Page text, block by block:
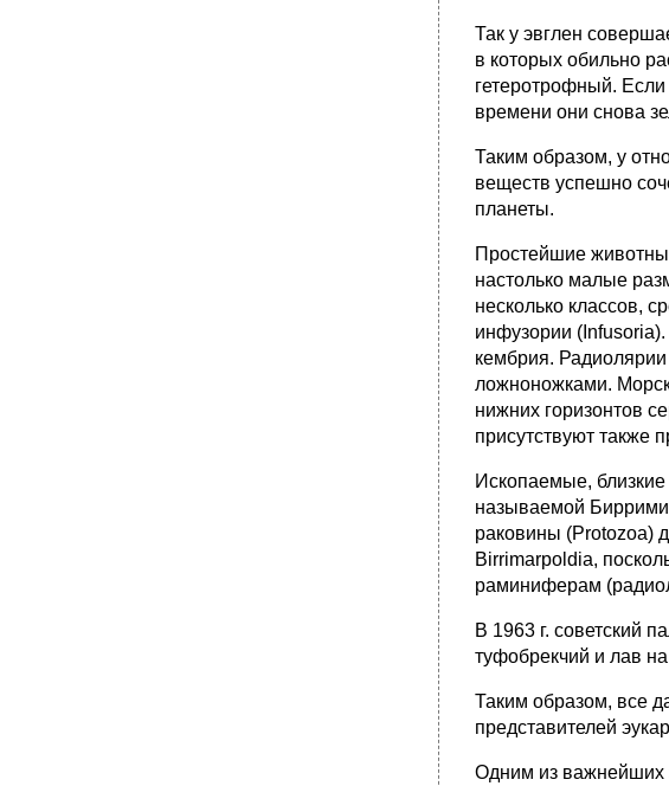
Так у эвглен
в которых обильно
гетеротрофный. Если
времени они снова
Таким образом, у
веществ успешно
планеты.
Простейшие
настолько малые
несколько классов,
инфузории
кембрия.
ложноножками.
нижних горизонтов
присутствуют также
Ископаемые,
называемой
раковины (Protozoa)
Birrimarpoldia,
раминиферам
В 1963 г. советский
туфобрекчий и лав
Таким образом, все
представителей
Одним из важнейших